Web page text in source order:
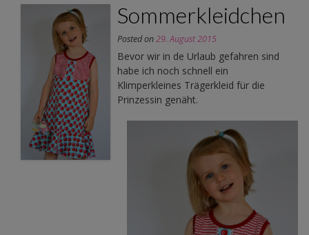
Sommerkleidchen
Posted on29. August 2015
Bevor wir in de Urlaub gefahren sind
habe ich noch schnell ein
Klimperkleines Trägerkleid für die
Prinzessin genäht.